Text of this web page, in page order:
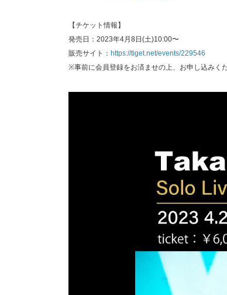
【チケット情報】
発売日：2023年4月8日(土)10:00〜
販売サイト： https://tiget.net/events/229546
※事前に会員登録をお済ませの上、お申し込みくだ